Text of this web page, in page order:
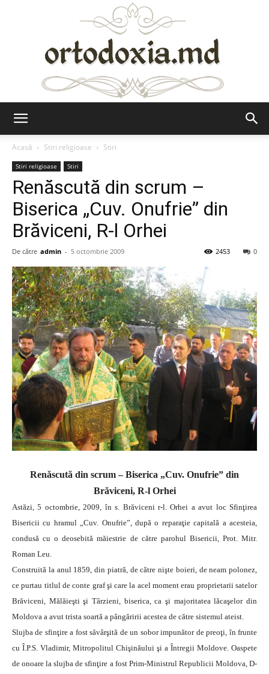
Acasă
Stiri religioase Stiri
Stiri religioase Stiri
Renăscută din scrum –
Biserica „Cuv. Onufrie” din
Brăviceni, R-l Orhei
De către admin - 5 octombrie 2009 0
2453
Renăscută din scrum – Biserica „Cuv. Onufrie” din
Brăviceni, R-l Orhei
Astăzi, 5 octombrie, 2009, în s. Brăviceni r-l. Orhei a avut loc Sfinţirea
Bisericii cu hramul „Cuv. Onufrie”, după o reparaţie capitală a acesteia,
condusă cu o deosebită măiestrie de către parohul Bisericii, Prot. Mitr.
Roman Leu.
Construită la anul 1859, din piatră, de către nişte boieri, de neam polonez,
ce purtau titlul de conte graf şi care la acel moment erau proprietarii satelor
Brăviceni, Mălăieşti şi Târzieni, biserica, ca şi majoritatea lăcaşelor din
Moldova a avut trista soartă a pângăririi acestea de către sistemul ateist.
Slujba de sfinţire a fost săvârşită de un sobor impunător de preoţi, în frunte
cu Î.P.S. Vladimir, Mitropolitul Chişinăului şi a Întregii Moldove. Oaspete
de onoare la slujba de sfinţire a fost Prim-Ministrul Republicii Moldova, D-